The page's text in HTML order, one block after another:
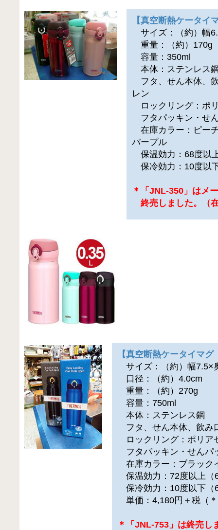
【真空断熱ケータ
サイズ：（約）幅
重量：（約）170g
容量：350ml
本体：ステンレス
フタ、せん本体、
レン
ロックリング：ポ
フタパッキン・せ
在庫カラー：ピー
パープル
保温効力：68度以
保冷効力：10度以
＊「JNL-350」はメ
終売しました。（
【真空断熱ケータイマ
サイズ：（約）幅7.5×
口径：（約）4.0cm
重量：（約）270g
容量：750ml
本体：ステンレス鋼
フタ、せん本体、飲み
ロックリング：ポリア
フタパッキン・せんパ
在庫カラー：ブラック
保温効力：72度以上（
保冷効力：10度以下（
単価：4,180円＋税（
＊「JNL-753」は終売し